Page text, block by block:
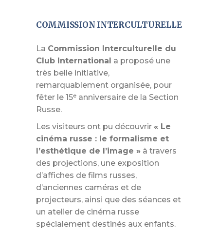
COMMISSION INTERCULTURELLE
La Commission Interculturelle du
Club International a proposé une
très belle initiative,
remarquablement organisée, pour
fêter le 15ᵉ anniversaire de la Section
Russe.
Les visiteurs ont pu découvrir « Le
cinéma russe : le formalisme et
l’esthétique de l’image » à travers
des projections, une exposition
d’affiches de films russes,
d’anciennes caméras et de
projecteurs, ainsi que des séances et
un atelier de cinéma russe
spécialement destinés aux enfants.